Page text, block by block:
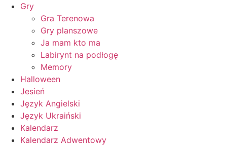
Gry
Gra Terenowa
Gry planszowe
Ja mam kto ma
Labirynt na podłogę
Memory
Halloween
Jesień
Język Angielski
Język Ukraiński
Kalendarz
Kalendarz Adwentowy